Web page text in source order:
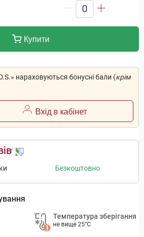
0
Купити
нараховуються бонусні бали (крім
Вхід в кабінет
Безкоштовно
Температура зберігання
не вище 25°C